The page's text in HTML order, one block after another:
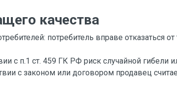
качества
потребитель вправе отказаться
с п.1 ст. 459 ГК РФ риск случайной гибели
с законом или договором продавец